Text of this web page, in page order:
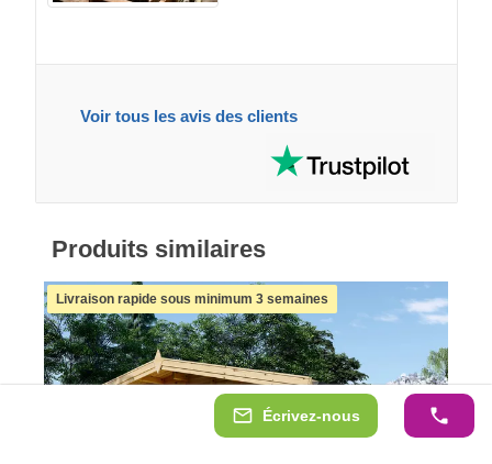
Voir tous les avis des clients
Écrivez-nous
Produits similaires
Livraison rapide sous minimum 3 semaines